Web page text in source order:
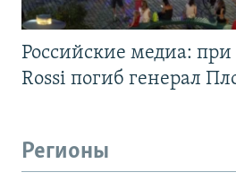
Российские медиа: при
Rossi погиб генерал
Регионы